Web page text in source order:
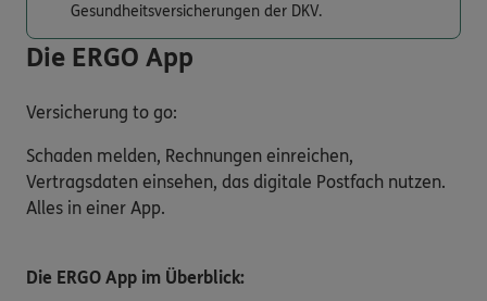
Gesundheitsversicherungen der DKV.
Die ERGO App
Versicherung to go:
Schaden melden, Rechnungen einreichen,
Vertragsdaten einsehen, das digitale Postfach nutzen.
Alles in einer App.
Die ERGO App im Überblick: